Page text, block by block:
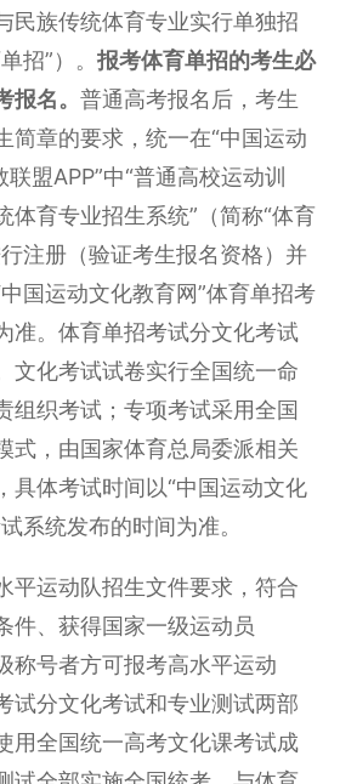
民族传统体育专业实行单独招
招”）。 报考体育单招的考生必
名。 普通高考报名后，考生
简章的要求，统一在“中国运动
联盟APP”中“普通高校运动训
体育专业招生系统”（简称“体育
注册（验证考生报名资格）并
国运动文化教育网”体育单招考
准。体育单招考试分文化考试
文化考试试卷实行全国统一命
组织考试；专项考试采用全国
式，由国家体育总局委派相关
具体考试时间以“中国运动文化
系统发布的时间为准。
平运动队招生文件要求，符合
件、获得国家一级运动员
称号者方可报考高水平运动
试分文化考试和专业测试两部
用全国统一高考文化课考试成